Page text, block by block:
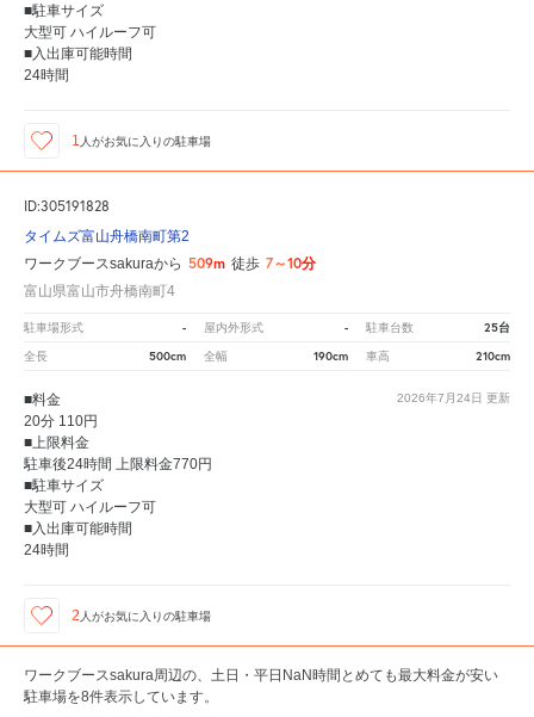
■駐車サイズ
大型可 ハイルーフ可
■入出庫可能時間
24時間
1 人がお気に入りの駐車場
ID:305191828
タイムズ富山舟橋南町第2
ワークブースsakuraから 509m 徒歩 7～10分
富山県富山市舟橋南町4
駐車場形式 - 屋内外形式 - 駐車台数 25台
全長 500cm 全幅 190cm 車高 210cm
2026年7月24日 更新
■料金
20分 110円
■上限料金
駐車後24時間 上限料金770円
■駐車サイズ
大型可 ハイルーフ可
■入出庫可能時間
24時間
2 人がお気に入りの駐車場
ワークブースsakura周辺の、土日・平日NaN時間とめても最大料金が安い
駐車場を8件表示しています。